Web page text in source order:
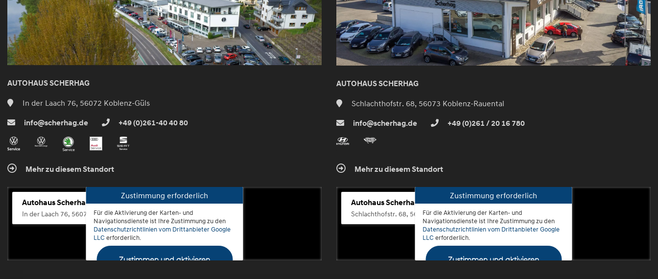
AUTOHAUS SCHERHAG
In der Laach 76, 56072 Koblenz-Güls
info@scherhag.de +49 (0)261-40 40 80
Mehr zu diesem Standort
Autohaus Scherhag
In der Laach 76, 56072 Koblenz-Güls
Zustimmung erforderlich
Für die Aktivierung der Karten- und
Navigationsdienste ist Ihre Zustimmung zu den
Datenschutzrichtlinien vom Drittanbieter Google
LLC erforderlich.
Zustimmen und aktivieren
AUTOHAUS SCHERHAG
Schlachthofstr. 68, 56073 Koblenz-Rauental
info@scherhag.de +49 (0)261 / 20 16 780
Mehr zu diesem Standort
Autohaus Scherhag
Schlachthofstr. 68, 56073 Koblenz-Rauental
Zustimmung erforderlich
Für die Aktivierung der Karten- und
Navigationsdienste ist Ihre Zustimmung zu den
Datenschutzrichtlinien vom Drittanbieter Google
LLC erforderlich.
Zustimmen und aktivieren